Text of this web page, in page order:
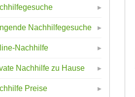
Nachhilfegesuche
Nachhilfe
Nachhilfe zu Hause
Preise